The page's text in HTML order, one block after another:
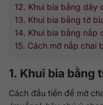
12. Khui bia bằng dây
13. Khui bia bằng tờ
14. Khui bia bằng nắp
15. Cách mở nắp chai
1. Khui bia bằng
Cách đầu tiền để mở